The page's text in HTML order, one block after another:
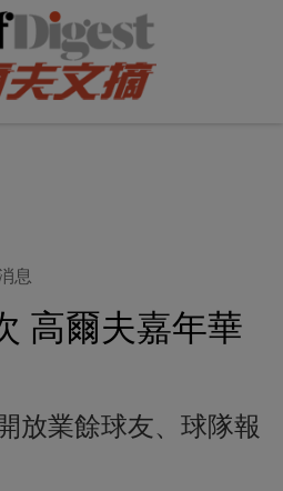
息
高爾夫嘉年華
放業餘球友、球隊報